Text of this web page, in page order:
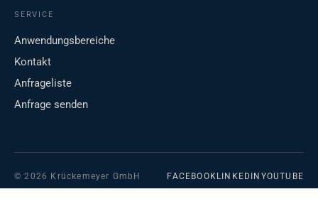
SERVICE
Anwendungsbereiche
Kontakt
Anfrageliste
Anfrage senden
© 2026 Krückemeyer GmbH FACEBOOK LINKEDIN YOUTUBE